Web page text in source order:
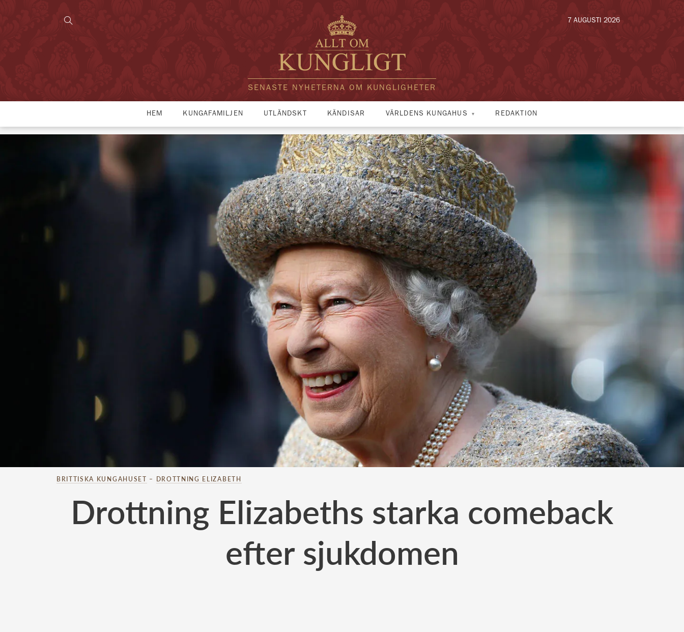
SENASTE NYHETERNA OM KUNGLIGHETER
7 AUGUSTI 2026
HEM KUNGAFAMILJEN UTLÄNDSKT KÄNDISAR VÄRLDENS KUNGAHUS REDAKTION
BRITTISKA KUNGAHUSET – DROTTNING ELIZABETH
Drottning Elizabeths starka comeback
efter sjukdomen